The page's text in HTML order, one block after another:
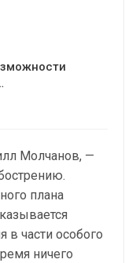
Молчанов, —
плана
части особого
ничего